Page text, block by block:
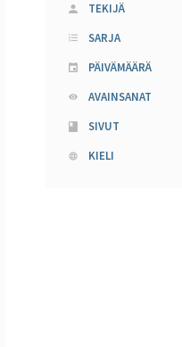
TEKIJÄ
SARJA
PÄIVÄMÄÄRÄ
AVAINSANAT
SIVUT
KIELI